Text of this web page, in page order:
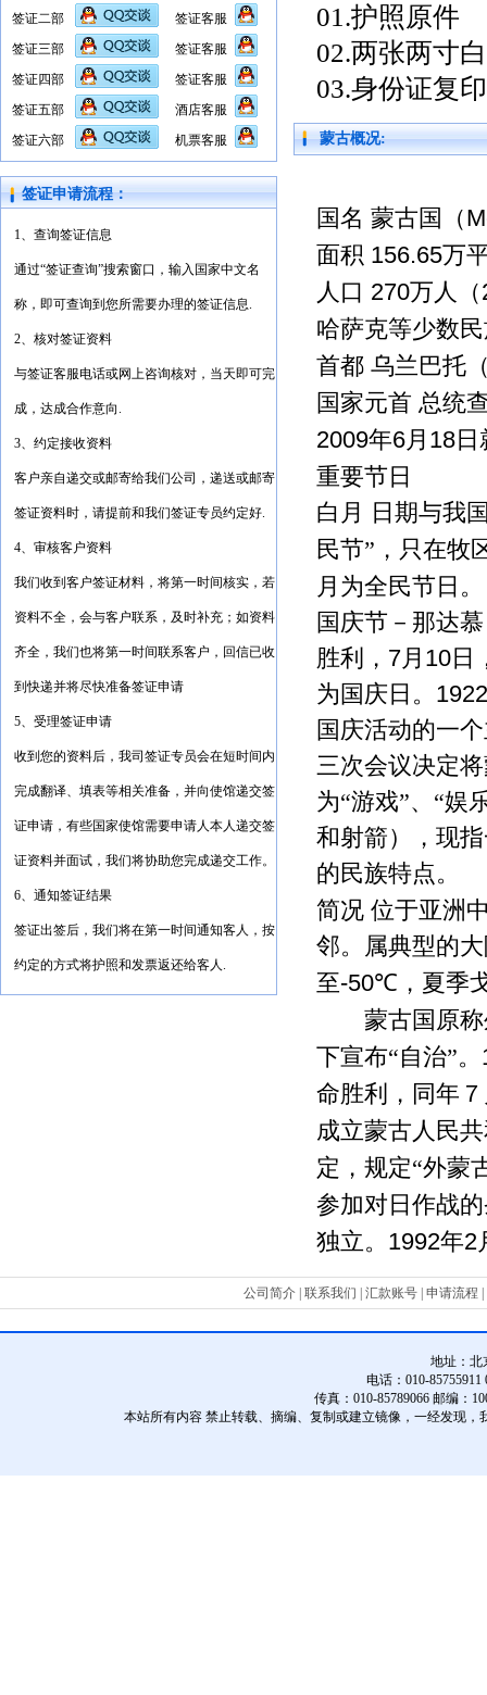
签证二部
签证三部
签证四部
签证五部
签证六部
签证客服
签证客服
签证客服
酒店客服
机票客服
签证申请流程：
1、查询签证信息
通过“签证查询”搜索窗口，输入国家中文名
称，即可查询到您所需要办理的签证信息.
2、核对签证资料
与签证客服电话或网上咨询核对，当天即可完
成，达成合作意向.
3、约定接收资料
客户亲自递交或邮寄给我们公司，递送或邮寄
签证资料时，请提前和我们签证专员约定好.
4、审核客户资料
我们收到客户签证材料，将第一时间核实，若
资料不全，会与客户联系，及时补充；如资料
齐全，我们也将第一时间联系客户，回信已收
到快递并将尽快准备签证申请
5、受理签证申请
收到您的资料后，我司签证专员会在短时间内
完成翻译、填表等相关准备，并向使馆递交签
证申请，有些国家使馆需要申请人本人递交签
证资料并面试，我们将协助您完成递交工作。
6、通知签证结果
签证出签后，我们将在第一时间通知客人，按
约定的方式将护照和发票返还给客人.
01.护照原件
02.两张两寸
03.身份证复
蒙古概况:
国名 蒙古国（
面积 156.65万
人口 270万人（
哈萨克等少数
首都 乌兰巴托
国家元首 总统
2009年6月 18
重要节日
白月 日期与我
民节” ，只在牧
月为全民节日。
国庆节－那达
胜利， 7月 10 日
为国庆日。 1922
国庆活动的一
三次会议决定
为“游戏”、 “娱
和射箭），现
的民族特点。
简况 位于亚洲
邻。属典型的
至-50℃ ，夏季
蒙古国原称
下宣布“自治”。
命胜利，同年
成立蒙古人民
定，规定“外蒙
参加对日作战
独立。 1992年2
公司简介 联系我们 汇款账号 申请流程
地址：北
电话：010-85755911
传真：010-85789066 邮编：
本站所有内容 禁止转载、摘编、复制或建立镜像，一经发现